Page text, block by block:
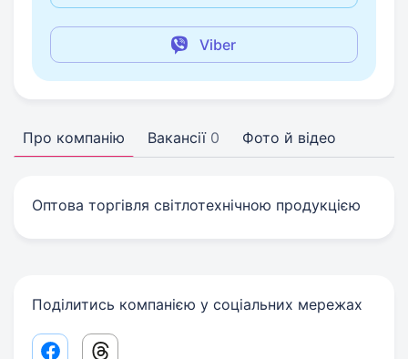
Viber
Про компанію Вакансії 0 Фото й відео
Оптова торгівля світлотехнічною продукцією
Поділитись компанією у соціальних мережах